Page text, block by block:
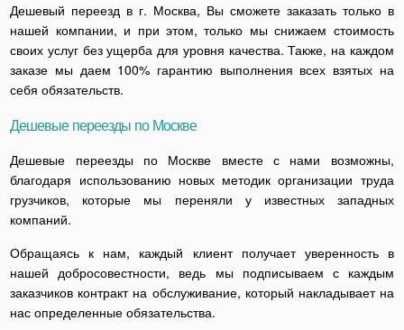
Дешевый переезд в г. Москва, Вы сможете заказать только в
нашей компании, и при этом, только мы снижаем стоимость
своих услуг без ущерба для уровня качества. Также, на каждом
заказе мы даем 100% гарантию выполнения всех взятых на
себя обязательств.
Дешевые переезды по Москве
Дешевые переезды по Москве вместе с нами возможны,
благодаря использованию новых методик организации труда
грузчиков, которые мы переняли у известных западных
компаний.
Обращаясь к нам, каждый клиент получает уверенность в
нашей добросовестности, ведь мы подписываем с каждым
заказчиков контракт на обслуживание, который накладывает на
нас определенные обязательства.